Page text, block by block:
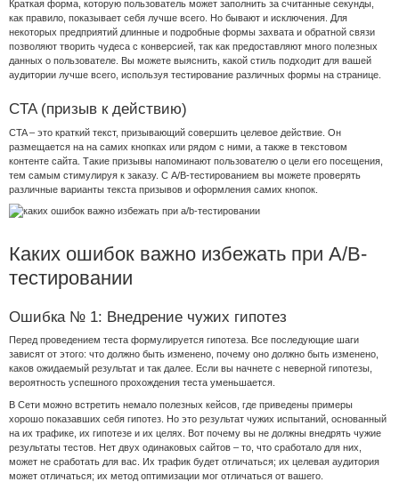
Краткая форма, которую пользователь может заполнить за считанные секунды,
как правило, показывает себя лучше всего. Но бывают и исключения. Для
некоторых предприятий длинные и подробные формы захвата и обратной связи
позволяют творить чудеса с конверсией, так как предоставляют много полезных
данных о пользователе. Вы можете выяснить, какой стиль подходит для вашей
аудитории лучше всего, используя тестирование различных формы на странице.
CTA (призыв к действию)
CTA – это краткий текст, призывающий совершить целевое действие. Он
размещается на на самих кнопках или рядом с ними, а также в текстовом
контенте сайта. Такие призывы напоминают пользователю о цели его посещения,
тем самым стимулируя к заказу. С A/B-тестированием вы можете проверять
различные варианты текста призывов и оформления самих кнопок.
Каких ошибок важно избежать при A/B-
тестировании
Ошибка № 1: Внедрение чужих гипотез
Перед проведением теста формулируется гипотеза. Все последующие шаги
зависят от этого: что должно быть изменено, почему оно должно быть изменено,
каков ожидаемый результат и так далее. Если вы начнете с неверной гипотезы,
вероятность успешного прохождения теста уменьшается.
В Сети можно встретить немало полезных кейсов, где приведены примеры
хорошо показавших себя гипотез. Но это результат чужих испытаний, основанный
на их трафике, их гипотезе и их целях. Вот почему вы не должны внедрять чужие
результаты тестов. Нет двух одинаковых сайтов – то, что сработало для них,
может не сработать для вас. Их трафик будет отличаться; их целевая аудитория
может отличаться; их метод оптимизации мог отличаться от вашего.